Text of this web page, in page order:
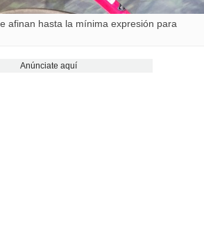
afinan hasta la mínima expresión para
Anúnciate aquí